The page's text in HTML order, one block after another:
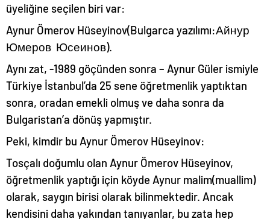
üyeliğine seçilen biri var:
Aynur Ömerov Hüseyinov(Bulgarca yazılımı:Айнур
Юмеров Юсеинов).
Aynı zat, -1989 göçünden sonra – Aynur Güler ismiyle
Türkiye İstanbul’da 25 sene öğretmenlik yaptıktan
sonra, oradan emekli olmuş ve daha sonra da
Bulgaristan’a dönüş yapmıştır.
Peki, kimdir bu Aynur Ömerov Hüseyinov:
Tosçalı doğumlu olan Aynur Ömerov Hüseyinov,
öğretmenlik yaptığı için köyde Aynur malim(muallim)
olarak, saygın birisi olarak bilinmektedir. Ancak
kendisini daha yakından tanıyanlar, bu zata hep